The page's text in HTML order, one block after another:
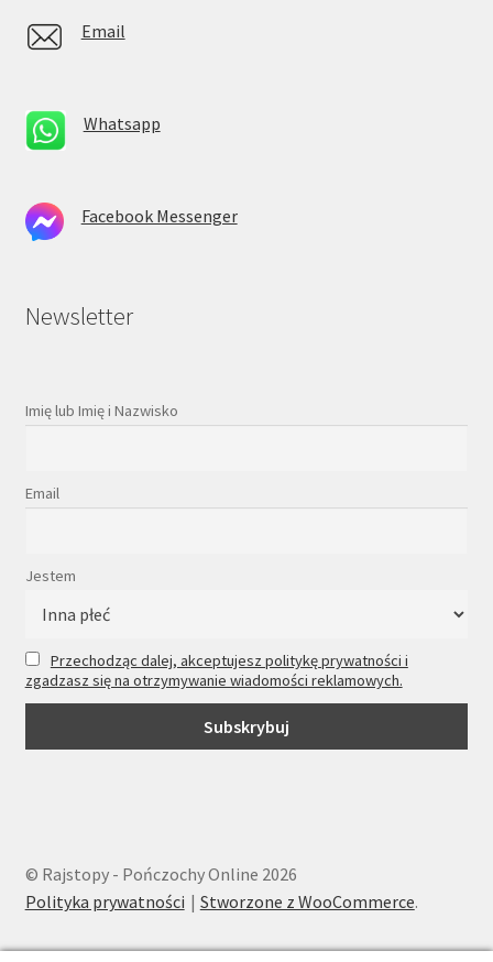
Email
Whatsapp
Facebook Messenger
Newsletter
Imię lub Imię i Nazwisko
Email
Jestem
Przechodząc dalej, akceptujesz politykę prywatności i
zgadzasz się na otrzymywanie wiadomości reklamowych.
© Rajstopy - Pończochy Online 2026
Polityka prywatności
Stworzone z WooCommerce.